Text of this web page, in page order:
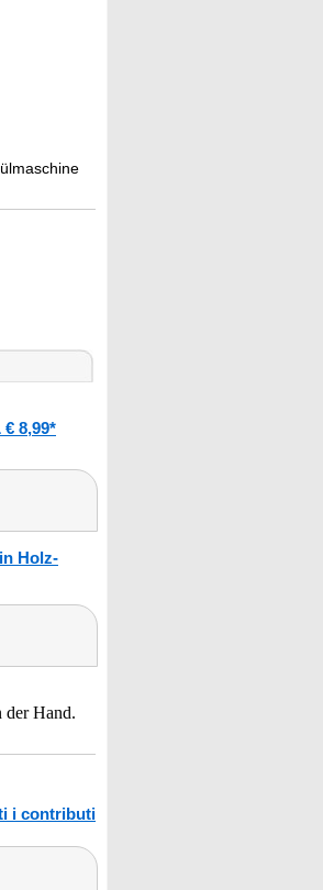
€ 8,99*
Holz-
der Hand.
i contributi